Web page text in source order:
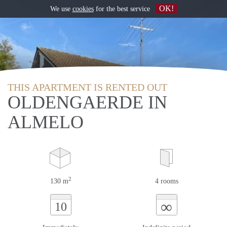
THIS APARTMENT IS RENTED OUT
OLDENGAERDE IN
ALMELO
130 m2 4 rooms
10 ∞
We use cookiesfor the best service OK!